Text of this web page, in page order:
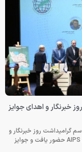
و اهدای جوایز
روز خبرنگار و
تقدیر از برگزیدگان هشتمین جایزه جهانی ورزشی‌نویسان AIPS حضور یافت و جوایز